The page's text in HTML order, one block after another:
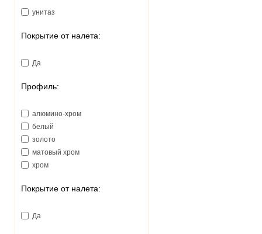
унитаз
Покрытие от налета:
Да
Профиль:
алюмино-хром
белый
золото
матовый хром
хром
Покрытие от налета:
Да